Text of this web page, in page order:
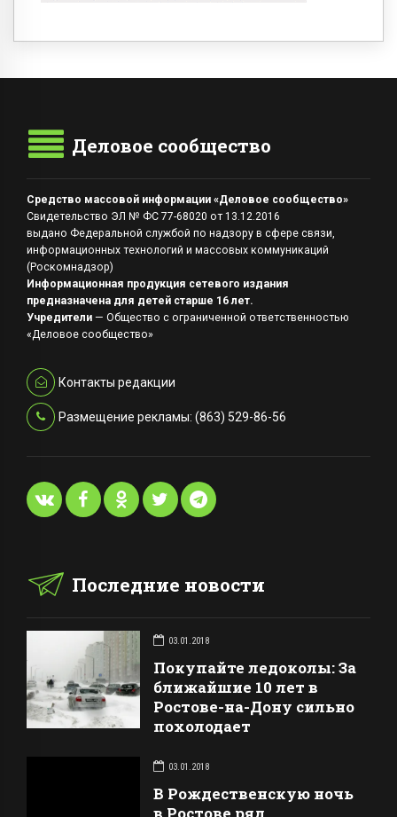
Деловое сообщество
Средство массовой информации «Деловое сообщество»
Свидетельство ЭЛ № ФС 77-68020 от 13.12.2016
выдано Федеральной службой по надзору в сфере связи,
информационных технологий и массовых коммуникаций
(Роскомнадзор)
Информационная продукция сетевого издания
предназначена для детей старше 16 лет.
Учредители — Общество с ограниченной ответственностью
«Деловое сообщество»
Контакты редакции
Размещение рекламы: (863) 529-86-56
Последние новости
03.01.2018
Покупайте ледоколы: За
ближайшие 10 лет в
Ростове-на-Дону сильно
похолодает
03.01.2018
В Рождественскую ночь
в Ростове ряд